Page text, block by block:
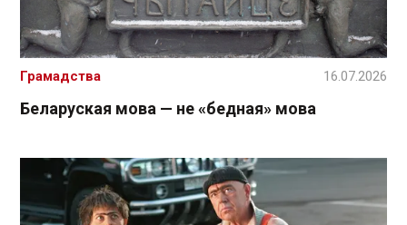
Беларуская мова — не «бедная» мова
Грамадства 16.07.2026